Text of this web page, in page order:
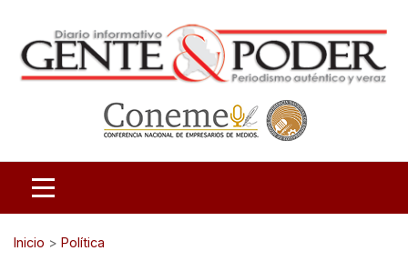
Inicio > Política